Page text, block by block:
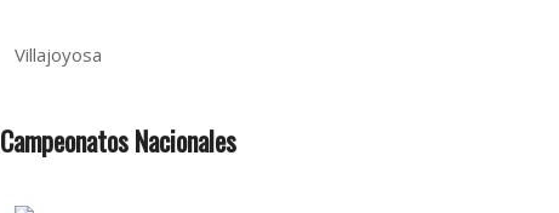
Villajoyosa
Campeonatos Nacionales